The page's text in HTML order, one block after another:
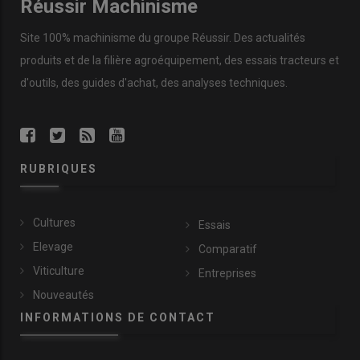
un passage. « On ne perd pas de temps à reprendre le fourrage à
l’andaineur. »
Réussir Machinisme
Site 100% machinisme du groupe Réussir. Des actualités
produits et de la filière agroéquipement, des essais tracteurs et
d'outils, des guides d'achat, des analyses techniques.
RUBRIQUES
Cultures
Elevage
Viticulture
Nouveautés
Essais
Comparatif
Entreprises
INFORMATIONS DE CONTACT